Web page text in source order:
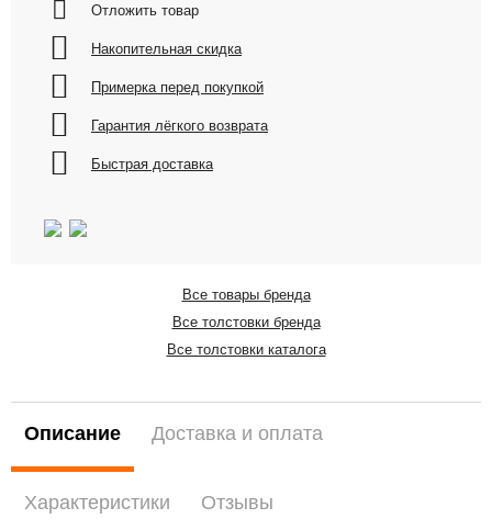
Отложить товар
Накопительная скидка
Примерка перед покупкой
Гарантия лёгкого возврата
Быстрая доставка
Все товары бренда
Все толстовки бренда
Все толстовки каталога
Описание Доставка и оплата
Характеристики Отзывы